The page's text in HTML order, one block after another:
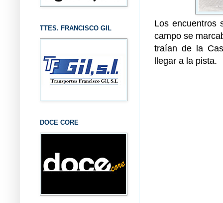
Los encuentros
campo se
traían de la
llegar a la pista.
TTES. FRANCISCO GIL
DOCE CORE